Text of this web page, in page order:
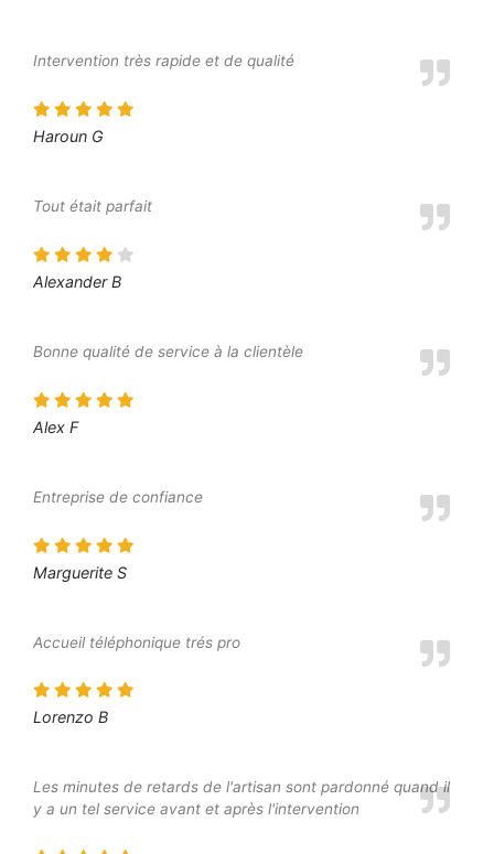
Intervention très rapide et de qualité
Haroun G
Tout était parfait
Alexander B
Bonne qualité de service à la clientèle
Alex F
Entreprise de confiance
Marguerite S
Accueil téléphonique trés pro
Lorenzo B
Les minutes de retards de l'artisan sont pardonné quand il
y a un tel service avant et après l'intervention